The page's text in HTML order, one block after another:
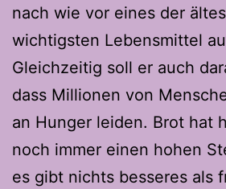
nach wie vor eines der
wichtigsten Lebensmittel
Gleichzeitig soll er auch
dass Millionen von
an Hunger leiden. Brot hat
noch immer einen hohen
es gibt nichts besseres als